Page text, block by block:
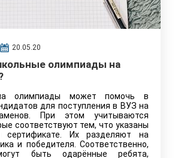
20.05.20
олимпиады на
олимпиады может помочь в
для поступления в ВУЗ на
При этом учитываются
соответствуют тем, что указаны
сертификате. Их разделяют на
и победителя. Соответственно,
быть одарённые ребята,